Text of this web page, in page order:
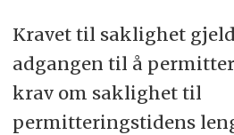
Kravet til saklighet
adgangen til å
krav om saklighet til
permitteringstidens